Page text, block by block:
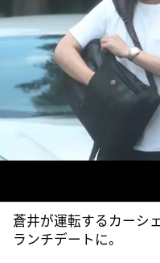
蒼井が運転するカーシ
ランチデートに。